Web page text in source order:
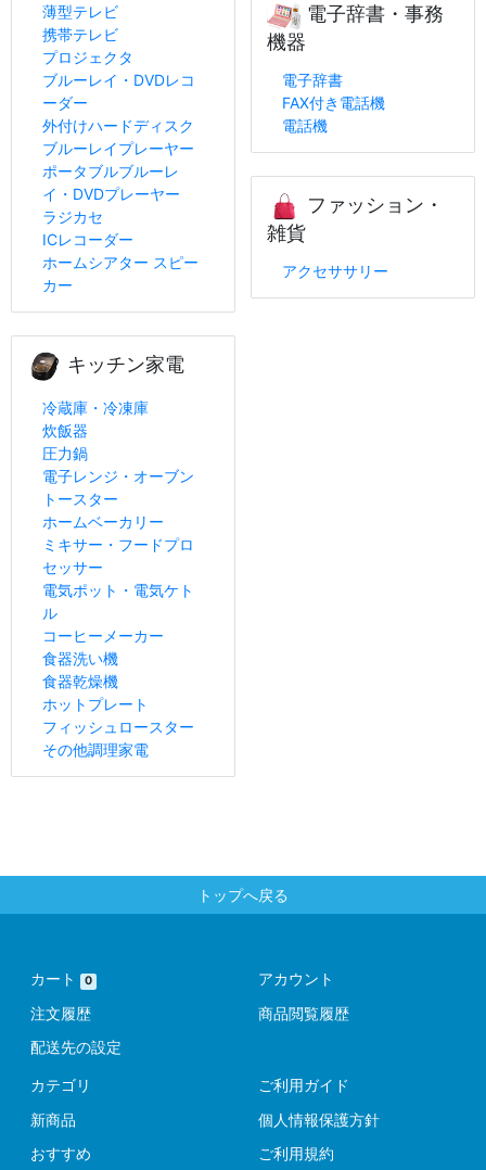
薄型テレビ
携帯テレビ
プロジェクタ
ブルーレイ・DVDレコ
ーダー
外付けハードディスク
ブルーレイプレーヤー
ポータブルブルーレ
イ・DVDプレーヤー
ラジカセ
ICレコーダー
ホームシアター スピー
カー
キッチン家電
冷蔵庫・冷凍庫
炊飯器
圧力鍋
電子レンジ・オーブン
トースター
ホームベーカリー
ミキサー・フードプロ
セッサー
電気ポット・電気ケト
ル
コーヒーメーカー
食器洗い機
食器乾燥機
ホットプレート
フィッシュロースター
その他調理家電
電子辞書・事務
機器
電子辞書
FAX付き電話機
電話機
ファッション・
雑貨
アクセササリー
トップへ戻る
カート 0
注文履歴
配送先の設定
アカウント
商品閲覧履歴
カテゴリ
新商品
おすすめ
ご利用ガイド
個人情報保護方針
ご利用規約